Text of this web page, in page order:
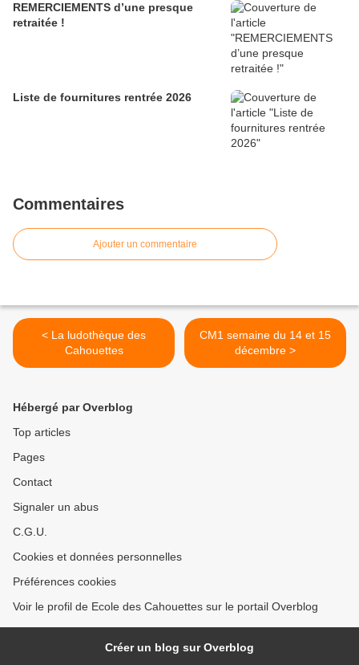
REMERCIEMENTS d’une presque
retraitée !
Liste de fournitures rentrée 2026
Commentaires
Ajouter un commentaire
< La ludothèque des
Cahouettes
CM1 semaine du 14 et 15
décembre >
Hébergé par Overblog
Top articles
Pages
Contact
Signaler un abus
C.G.U.
Cookies et données personnelles
Préférences cookies
Voir le profil de Ecole des Cahouettes sur le portail Overblog
Créer un blog sur Overblog